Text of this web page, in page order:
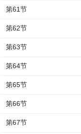
第61节
第62节
第63节
第64节
第65节
第66节
第67节